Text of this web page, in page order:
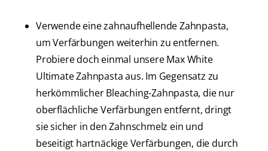
Verwende eine zahnaufhellende Zahnpasta,
um Verfärbungen weiterhin zu entfernen.
Probiere doch einmal unsere Max White
Ultimate Zahnpasta aus. Im Gegensatz zu
herkömmlicher Bleaching-Zahnpasta, die nur
oberflächliche Verfärbungen entfernt, dringt
sie sicher in den Zahnschmelz ein und
beseitigt hartnäckige Verfärbungen, die durch